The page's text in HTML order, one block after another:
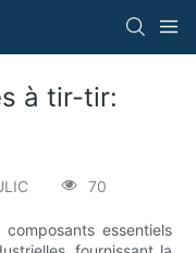
à tir-tir:
70
essentiels